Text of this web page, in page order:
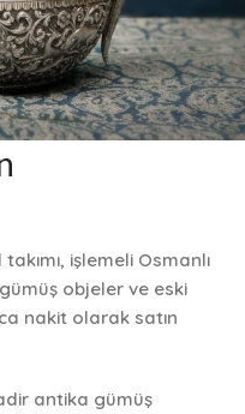
işlemeli Osmanlı
objeler ve eski
nakit olarak satın
antika gümüş